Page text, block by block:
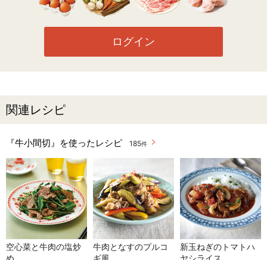
ログイン
関連レシピ
『牛小間切』を使ったレシピ 185件
空心菜と牛肉の塩炒
牛肉となすのプルコ
新玉ねぎのトマトハ